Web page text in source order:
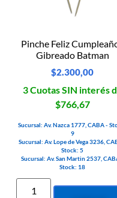
Pinche Feliz
Gibreado Batman
$2.300,00
3 Cuotas SIN interés
$766,67
Sucursal: Av. Nazca 1777, CABA -
9
Sucursal: Av. Lope de Vega 3236,
Stock: 5
Sucursal: Av. San Martin 2537,
Stock: 18